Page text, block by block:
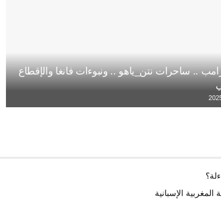
.. ساحرات نتن_ياهو .. ونبوءات فانغا والإقطاع
الإسبانية